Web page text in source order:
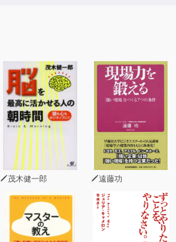
命を見据える
”いのち”を生きる
”唯我独尊”のこと
他力にて候――目的の中にあり――
釈迦涅槃絵図のこと
”生”におどろく
評論をしない――われ一人のためなり
”人間らしい”とは
人間――そのすがた――
”無量の寿”に生きる
ウサギ小屋
お浄土のある”いのち”のいとなみ
後世を知るを智者とす
茂木健一郎 遠藤功